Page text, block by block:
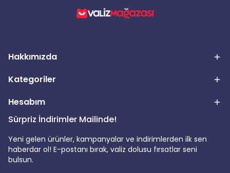
Hakkımızda
Kategoriler
Hesabım
Sürpriz İndirimler Mailinde!
Yeni gelen ürünler, kampanyalar ve indirimlerden ilk sen
haberdar ol! E-postanı bırak, valiz dolusu fırsatlar seni
bulsun.